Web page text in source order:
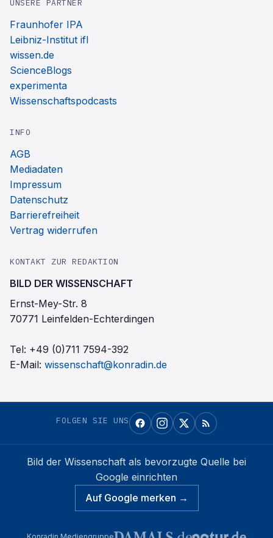
UNSERE PARTNER
Fraunhofer IPA
Leibniz-Institut ifl
wissen.de
ScienceBlogs
experimenta
Wissenschaftspodcasts
INFO
AGB
Mediadaten
Impressum
Datenschutz
Barrierefreiheit
Vertrag widerrufen
KONTAKT ZUR REDAKTION
BILD DER WISSENSCHAFT
Ernst-Mey-Str. 8
70771 Leinfelden-Echterdingen
Tel: +49 (0)711 7594-392
E-Mail: wissenschaft@konradin.de
FOLGEN SIE UNS
Bild der Wissenschaft als bevorzugte Quelle bei
Google einrichten
Auf Google merken →